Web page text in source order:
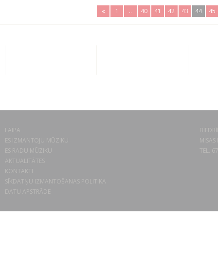
« 1 .. 40 41 42 43 44 45
LAIPA
ES IZMANTOJU MŪZIKU
ES RADU MŪZIKU
AKTUALITĀTES
KONTAKTI
SĪKDATŅU IZMANTOŠANAS POLITIKA
DATU APSTRĀDE
TEL.